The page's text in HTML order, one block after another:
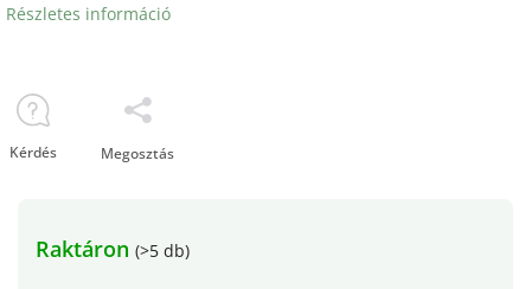
Raktáron (>5 db)
Részletes információ
Kérdés Megosztás